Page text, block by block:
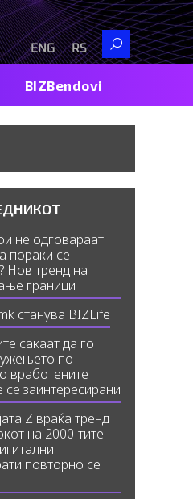
RS
ENG
Search
BIZBendovi
не одговараат
пораки се
Нов тренд на
граници
станува BIZLife
сакаат да го
по
вработените
се заинтересирани
Z враќа тренд
на 2000-тите:
повторно се